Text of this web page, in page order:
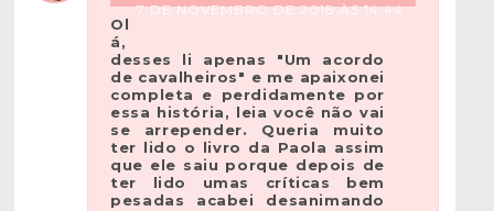
7 DE NOVEMBRO DE 2018 ÀS 14:44
Ol
á,
desses li apenas "Um acordo
de cavalheiros" e me apaixonei
completa e perdidamente por
essa história, leia você não vai
se arrepender. Queria muito
ter lido o livro da Paola assim
que ele saiu porque depois de
ter lido umas críticas bem
pesadas acabei desanimando